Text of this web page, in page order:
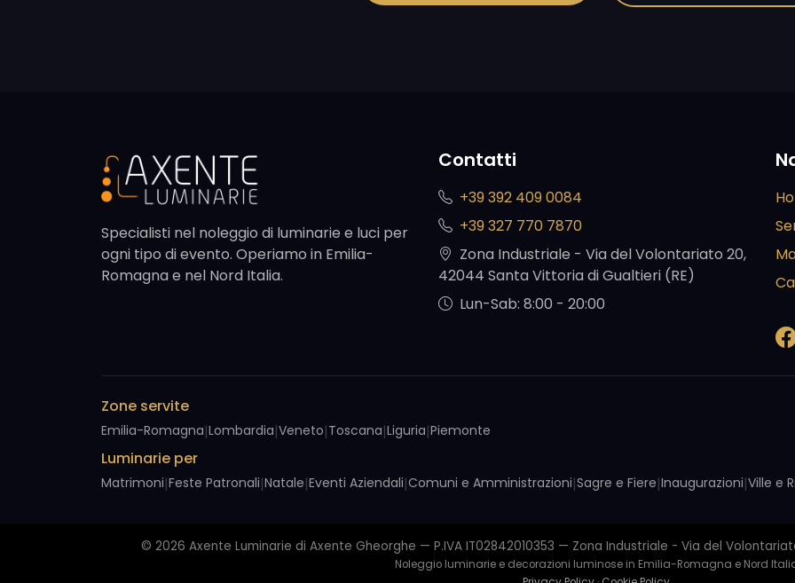
Specialisti nel noleggio di luminarie e luci per
ogni tipo di evento. Operiamo in Emilia-
Romagna e nel Nord Italia.
Contatti
+39 392 409 0084
+39 327 770 7870
Zona Industriale - Via del Volontariato 20,
42044 Santa Vittoria di Gualtieri (RE)
Lun-Sab: 8:00 - 20:00
Zone servite
Emilia-Romagna|Lombardia|Veneto|Toscana|Liguria|Piemonte
Luminarie per
Matrimoni|Feste Patronali|Natale|Eventi Aziendali|Comuni e Amministrazioni|Sagre e Fiere|Inaugurazioni|Ville e
© 2026 Axente Luminarie di Axente Gheorghe — P.IVA IT02842010353 — Zona Industriale - Via del
Noleggio luminarie e decorazioni luminose in Emilia-Romagna e Nord